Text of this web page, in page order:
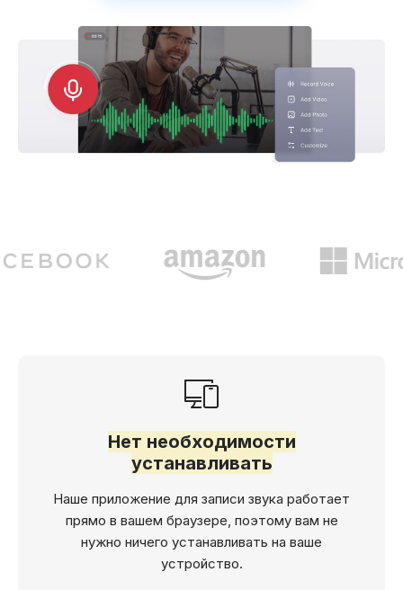
Нет необходимости
устанавливать
Наше приложение для записи звука работает
прямо в вашем браузере, поэтому вам не
нужно ничего устанавливать на ваше
устройство.